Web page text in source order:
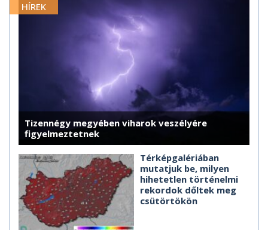
HÍREK
Tizennégy megyében viharok veszélyére
figyelmeztetnek
Térképgalériában
mutatjuk be, milyen
hihetetlen történelmi
rekordok dőltek meg
csütörtökön